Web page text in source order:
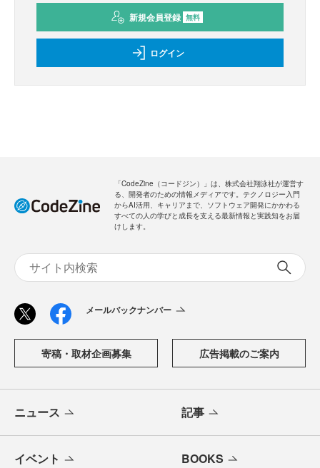
新規会員登録 無料
ログイン
「CodeZine（コードジン）」は、株式会社翔泳社が運営す
る、開発者のための情報メディアです。テクノロジー入門
からAI活用、キャリアまで、ソフトウェア開発にかかわる
すべての人の学びと成長を支える最新情報と実践知をお届
けします。
メールバックナンバー
寄稿・取材企画募集 広告掲載のご案内
ニュース 記事
イベント BOOKS